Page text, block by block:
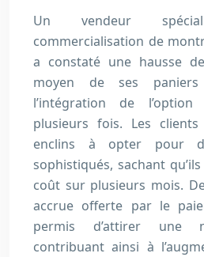
Un vendeur
commercialisation de
a constaté une hausse
moyen de ses
l’intégration de
plusieurs fois. Les
enclins à opter pour
sophistiqués, sachant
coût sur plusieurs mois.
accrue offerte par le
permis d’attirer une
contribuant ainsi à